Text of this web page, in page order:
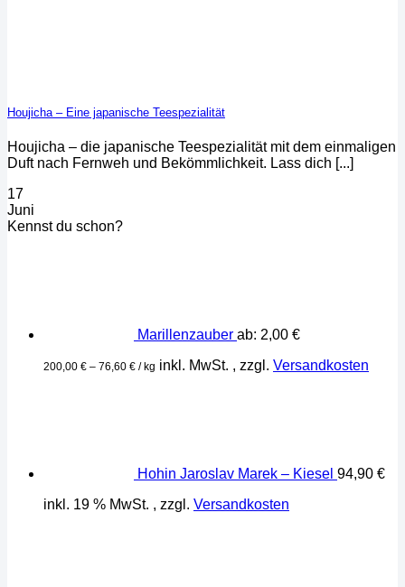
Houjicha – Eine japanische Teespezialität
Houjicha – die japanische Teespezialität mit dem einmaligen
Duft nach Fernweh und Bekömmlichkeit. Lass dich [...]
17
Juni
Kennst du schon?
Marillenzauber ab: 2,00 €
200,00 € – 76,60 € / kg inkl. MwSt. , zzgl. Versandkosten
Hohin Jaroslav Marek – Kiesel 94,90 €
inkl. 19 % MwSt. , zzgl. Versandkosten